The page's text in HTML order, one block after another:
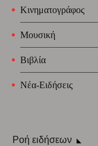
Κινηματογράφος
Μουσική
Βιβλία
Νέα-Ειδήσεις
Ροή ειδήσεων